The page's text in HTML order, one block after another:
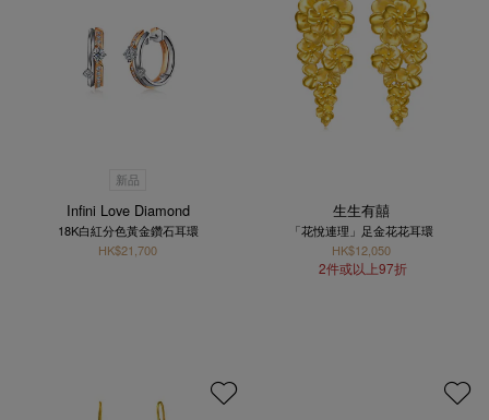
新品
Infini Love Diamond
18K白紅分色黃金鑽石耳環
HK$21,700
生生有囍
「花悅連理」足金花花耳環
HK$12,050
2件或以上97折